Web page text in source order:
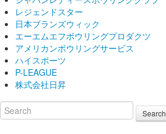
レジェンドスター
日本ブランズウィック
エーエムエフボウリングプロダクツ
アメリカンボウリングサービス
ハイスポーツ
P-LEAGUE
株式会社日昇
Search